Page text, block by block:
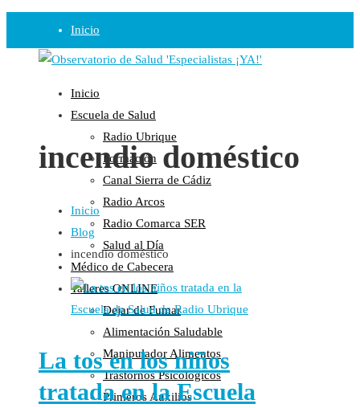
Inicio
Observatorio
Opinión
Radio
Guadalinfo Salud
Radio Guadalete
COPE Pontevedra
Salud en Radio Ubrique
Salud en Verano
Plataforma
Manifiestos
Comunicados
En nuestra Web
Colaboraciones
Cartas al Director
Inicio
Escuela de Salud
Radio Ubrique
Formación
Canal Sierra de Cádiz
Radio Arcos
Radio Comarca SER
Salud al Día
Médico de Cabecera
Talleres ONLINE
Dejar de Fumar
Alimentación Saludable
Manipulador Alimentos
Trastornos Psicológicos
Primeros Auxilios
incendio doméstico
Inicio
Blog
incendio doméstico
La tos en los niños
tratada en la Escuela